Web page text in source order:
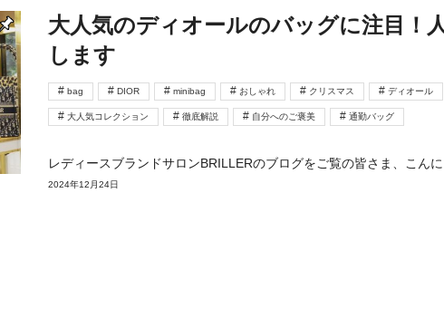
大人気のディオールのバッグに注目！
します
bag DIOR minibag おしゃれ クリスマス ディオール
大人気コレクション 徹底解説 自分へのご褒美 通勤バッグ
レディースブランドサロンBRILLERのブログをご覧の皆さま、こん
2024年12月24日